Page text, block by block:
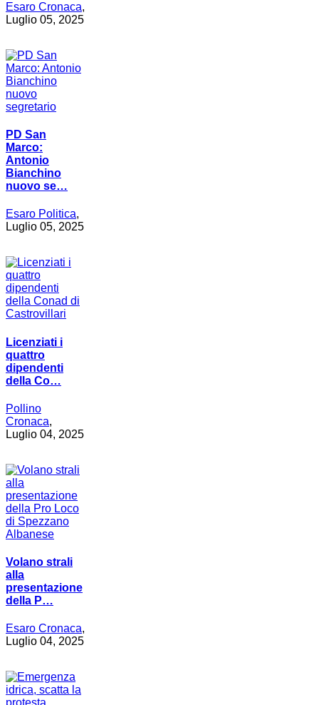
Esaro Cronaca,
Luglio 05, 2025
PD San
Marco:
Antonio
Bianchino
nuovo se…
Esaro Politica,
Luglio 05, 2025
Licenziati i
quattro
dipendenti
della Co…
Pollino
Cronaca,
Luglio 04, 2025
Volano strali
alla
presentazione
della P…
Esaro Cronaca,
Luglio 04, 2025